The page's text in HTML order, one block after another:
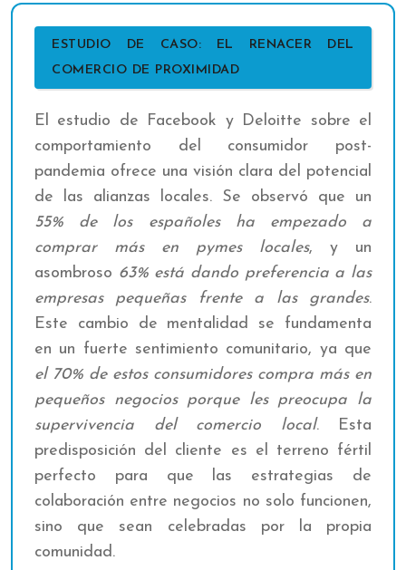
ESTUDIO DE CASO: EL RENACER DEL
COMERCIO DE PROXIMIDAD
El estudio de Facebook y Deloitte sobre el
comportamiento del consumidor post-
pandemia ofrece una visión clara del potencial
de las alianzas locales. Se observó que un
55% de los españoles ha empezado a
comprar más en pymes locales, y un
asombroso 63% está dando preferencia a las
empresas pequeñas frente a las grandes.
Este cambio de mentalidad se fundamenta
en un fuerte sentimiento comunitario, ya que
el 70% de estos consumidores compra más en
pequeños negocios porque les preocupa la
supervivencia del comercio local. Esta
predisposición del cliente es el terreno fértil
perfecto para que las estrategias de
colaboración entre negocios no solo funcionen,
sino que sean celebradas por la propia
comunidad.